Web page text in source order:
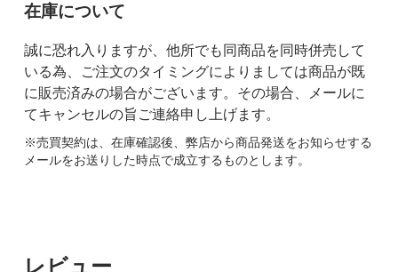
在庫について
誠に恐れ入りますが、他所でも同商品を同時併売して
いる為、ご注文のタイミングによりましては商品が既
に販売済みの場合がございます。その場合、メールに
てキャンセルの旨ご連絡申し上げます。
※売買契約は、在庫確認後、弊店から商品発送をお知らせする
メールをお送りした時点で成立するものとします。
レビュー